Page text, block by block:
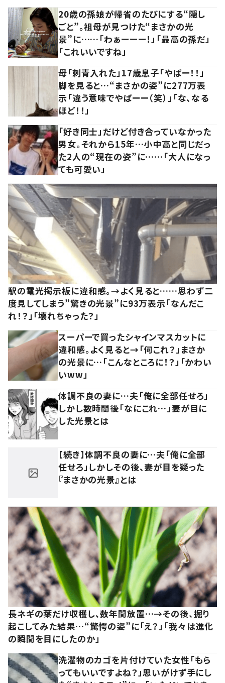
20歳の孫娘が帰省のたびにする“隠し
ごと”。祖母が見つけた“まさかの光
景”に……「わぁーーー！」「最高の孫だ」
「これいいですね」
母「刺青入れた」17歳息子「やばー！！」
脚を見ると…“まさかの姿”に277万表
示「違う意味でやばーー（笑）」「な、なる
ほど！！」
「好き同士」だけど付き合っていなかった
男女。それから15年…小中高と同じだっ
た2人の“現在の姿”に……「大人になっ
ても可愛い」
駅の電光掲示板に違和感。→よく見ると……思わず二
度見してしまう”驚きの光景”に93万表示「なんだこ
れ！？」「壊れちゃった？」
スーパーで買ったシャインマスカットに
違和感。よく見ると→「何これ？」まさか
の光景に…「こんなところに！？」「かわい
いww」
体調不良の妻に…夫「俺に全部任せろ」
しかし数時間後「なにこれ…」妻が目に
した光景とは
【続き】体調不良の妻に…夫「俺に全部
任せろ」しかしその後、妻が目を疑った
『まさかの光景』とは
長ネギの葉だけ収穫し、数年間放置…→その後、掘り
起こしてみた結果…“驚愕の姿”に「え？」「我々は進化
の瞬間を目にしたのか」
洗濯物のカゴを片付けていた女性「もら
ってもいいですよね？」思いがけず手にし